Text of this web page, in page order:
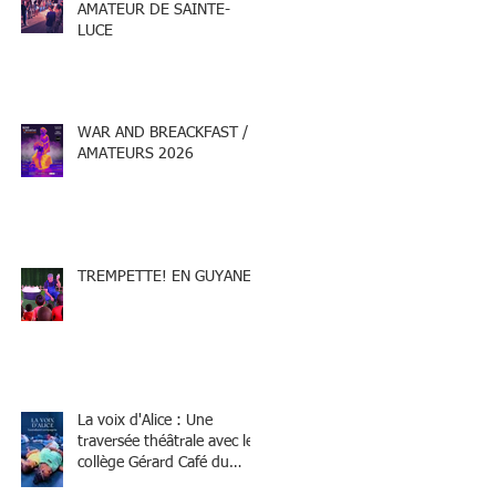
AMATEUR DE SAINTE-
LUCE
WAR AND BREACKFAST /
AMATEURS 2026
TREMPETTE! EN GUYANE
La voix d'Alice : Une
traversée théâtrale avec le
collège Gérard Café du